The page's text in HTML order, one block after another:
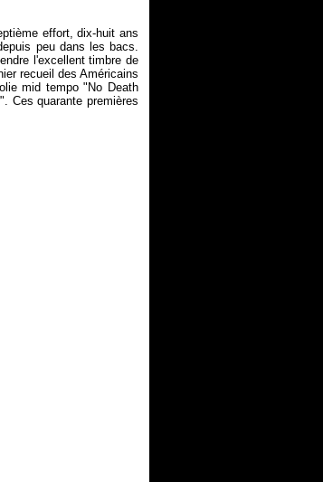
effort, dix-huit ans
peu dans les bacs.
l'excellent timbre de
recueil des Américains
mid tempo "No Death
Ces quarante premières